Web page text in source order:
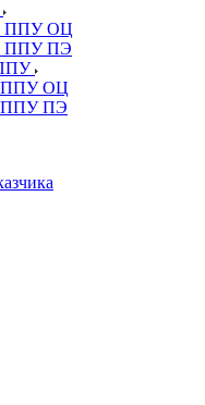
ППУ ОЦ
ППУ ПЭ
ППУ
ППУ ОЦ
ППУ ПЭ